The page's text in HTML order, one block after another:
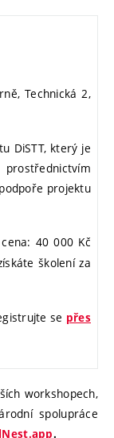
Technická 2,
DiSTT, který je
projektu
40 000 Kč
školení za
se přes
workshopech,
spolupráce
.